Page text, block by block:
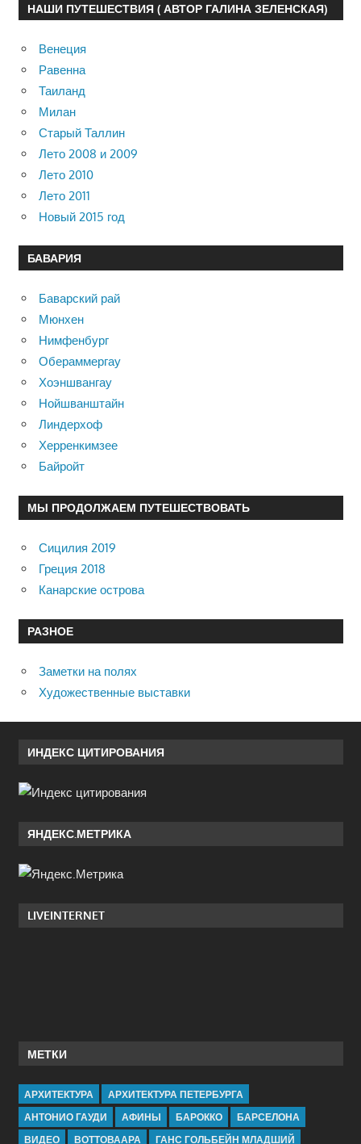
НАШИ ПУТЕШЕСТВИЯ ( АВТОР ГАЛИНА ЗЕЛЕНСКАЯ)
Венеция
Равенна
Таиланд
Милан
Старый Таллин
Лето 2008 и 2009
Лето 2010
Лето 2011
Новый 2015 год
БАВАРИЯ
Баварский рай
Мюнхен
Нимфенбург
Обераммергау
Хоэншвангау
Нойшванштайн
Линдерхоф
Херренкимзее
Байройт
МЫ ПРОДОЛЖАЕМ ПУТЕШЕСТВОВАТЬ
Сицилия 2019
Греция 2018
Канарские острова
РАЗНОЕ
Заметки на полях
Художественные выставки
ИНДЕКС ЦИТИРОВАНИЯ
ЯНДЕКС.МЕТРИКА
LIVEINTERNET
МЕТКИ
АРХИТЕКТУРА
АРХИТЕКТУРА ПЕТЕРБУРГА
АНТОНИО ГАУДИ
АФИНЫ БАРОККО
БАРСЕЛОНА
ВИДЕО
ВОТТОВААРА ГАНС ГОЛЬБЕЙН МЛАДШИЙ